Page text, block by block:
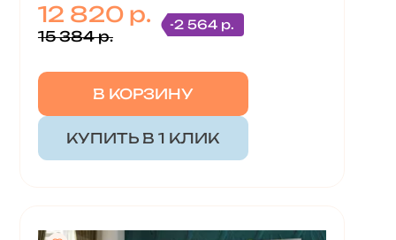
12 820 р.
15 384 р.
-2 564 р.
В КОРЗИНУ
КУПИТЬ В 1 КЛИК